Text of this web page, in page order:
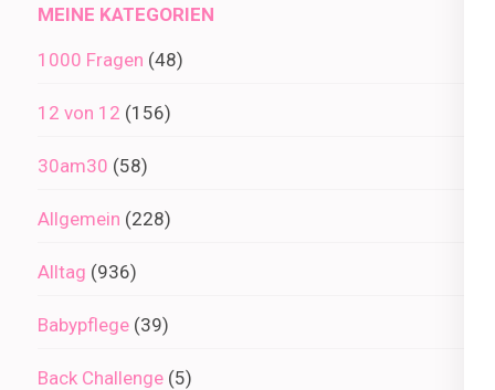
MEINE KATEGORIEN
1000 Fragen (48)
12 von 12 (156)
30am30 (58)
Allgemein (228)
Alltag (936)
Babypflege (39)
Back Challenge (5)